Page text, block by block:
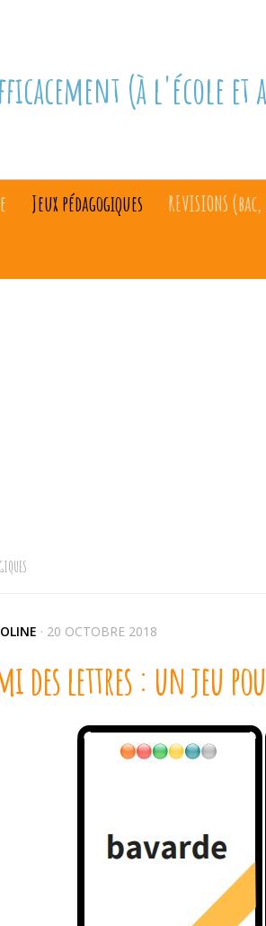
(à l'école
Jeux pédagogiques REVISIONS
· 20 OCTOBRE 2018
des lettres : un jeu